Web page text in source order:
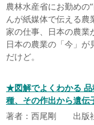
農林水産省にお勤めの
んが紙媒体で伝える農
家の仕事、日本の農業
日本の農業の「今」
だけど。
★図解でよくわかる 品
種、その作出から遺伝
著者：西尾剛 出版社